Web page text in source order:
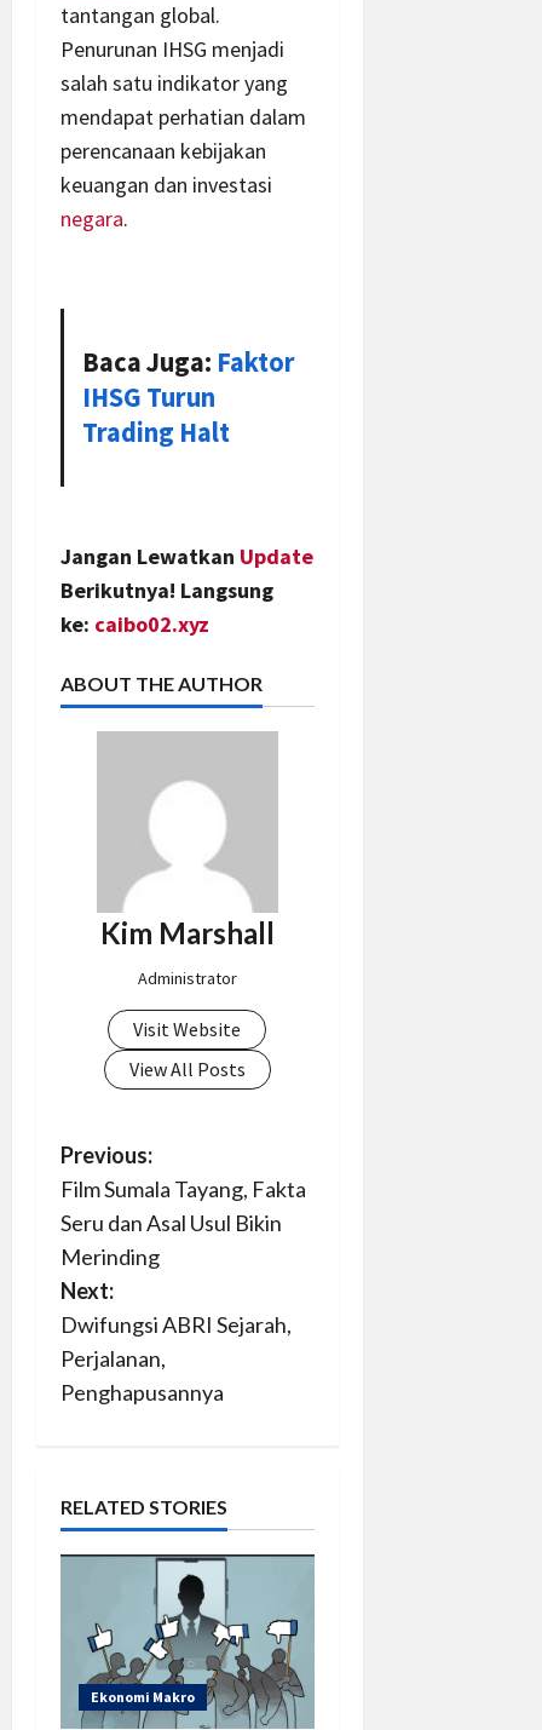
tantangan global.
Penurunan IHSG menjadi
salah satu indikator yang
mendapat perhatian dalam
perencanaan kebijakan
keuangan dan investasi
negara.
Baca Juga: Faktor
IHSG Turun
Trading Halt
Jangan Lewatkan Update
Berikutnya! Langsung
ke: caibo02.xyz
ABOUT THE AUTHOR
Kim Marshall
Administrator
Visit Website
View All Posts
P
o
s
t
n
i
g
Previous:
Film Sumala Tayang, Fakta
Seru dan Asal Usul Bikin
Merinding
Next:
Dwifungsi ABRI Sejarah,
Perjalanan,
Penghapusannya
RELATED STORIES
Ekonomi Makro